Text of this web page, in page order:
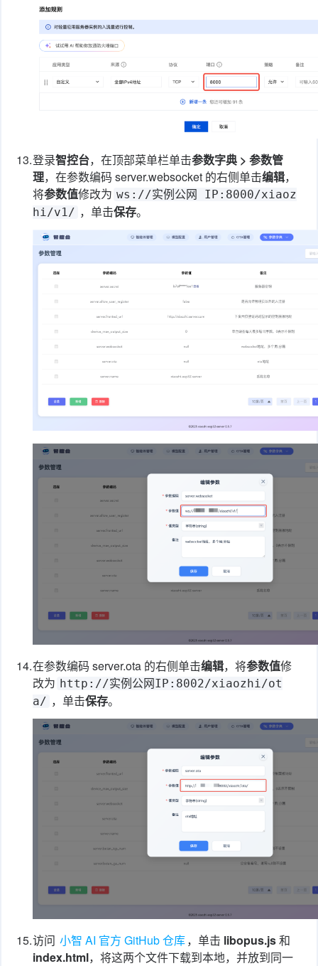
13.登录智控台，在顶部菜单栏单击参数字典 > 参数管
理，在参数编码 server.websocket 的右侧单击编辑，
将参数值修改为 ws://实例公网 IP:8000/xiaoz
hi/v1/ ，单击保存。
14.在参数编码 server.ota 的右侧单击编辑，将参数值修
改为 http://实例公网IP:8002/xiaozhi/ot
a/ ，单击保存。
15.访问 小智 AI 官方 GitHub 仓库，单击 libopus.js和
index.html，将这两个文件下载到本地，并放到同一